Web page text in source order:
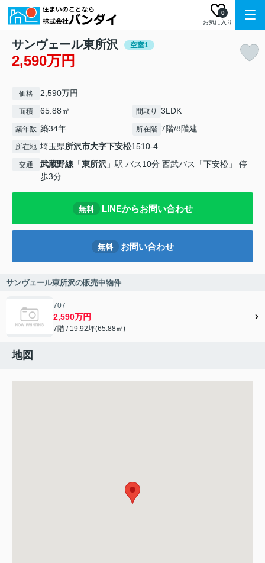
お気に入り
0
サンヴェール東所沢 空室1
2,590万円
価格 2,590万円
面積 65.88㎡ 間取り 3LDK
築年数 築34年 所在階 7階/8階建
所在地 埼玉県所沢市大字下安松1510-4
交通 武蔵野線 「東所沢 」駅 バス10分 西武バス「下安松」 停
歩3分
無料 LINEからお問い合わせ
無料 お問い合わせ
サンヴェール東所沢の販売中物件
707
2,590万円
7階 / 19.92坪(65.88㎡)
地図